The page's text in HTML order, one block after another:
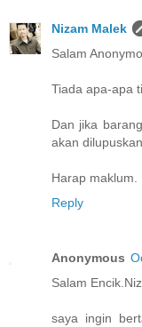
Nizam Malek
Salam
Tiada apa-apa
Dan jika
akan
Harap maklum.
Reply
Anonymous
Salam
saya ingin